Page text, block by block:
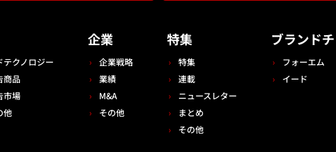
テクノロジー
商品
市場
他
企業
企業戦略
業績
M&A
その他
特集
特集
連載
ニュースレター
まとめ
その他
ブランド
フォーエム
イード